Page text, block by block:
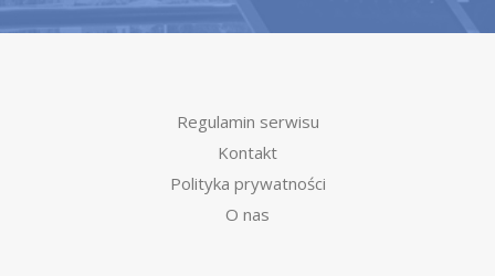
Regulamin serwisu
Kontakt
Polityka prywatności
O nas